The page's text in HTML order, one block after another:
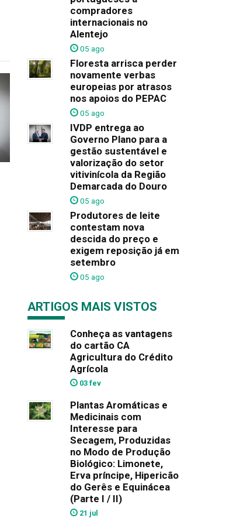
compradores
internacionais no
Alentejo
05 ago
Floresta arrisca perder
novamente verbas
europeias por atrasos
nos apoios do PEPAC
05 ago
IVDP entrega ao
Governo Plano para a
gestão sustentável e
valorização do setor
vitivinícola da Região
Demarcada do Douro
05 ago
Produtores de leite
contestam nova
descida do preço e
exigem reposição já em
setembro
05 ago
ARTIGOS MAIS VISTOS
Conheça as vantagens
do cartão CA
Agricultura do Crédito
Agrícola
03 fev
Plantas Aromáticas e
Medicinais com
Interesse para
Secagem, Produzidas
no Modo de Produção
Biológico: Limonete,
Erva príncipe, Hipericão
do Gerês e Equinácea
(Parte I / II)
21 jul